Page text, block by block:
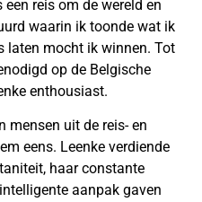
reis om de wereld en
waarin ik toonde wat ik
laten mocht ik winnen. Tot
op de Belgische
enthousiast.
mensen uit de reis- en
eens. Leenke verdiende
haar constante
aanpak gaven